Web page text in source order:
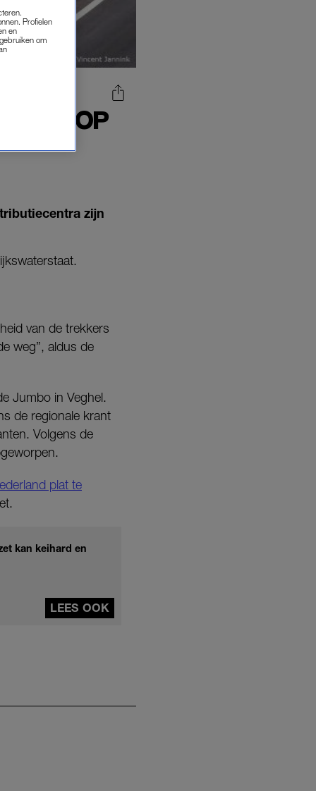
OP
zijn
van de trekkers
weg”, aldus de
Jumbo in Veghel.
de regionale krant
Volgens de
plat te
kan keihard en
LEES OOK
Profielen
en
om